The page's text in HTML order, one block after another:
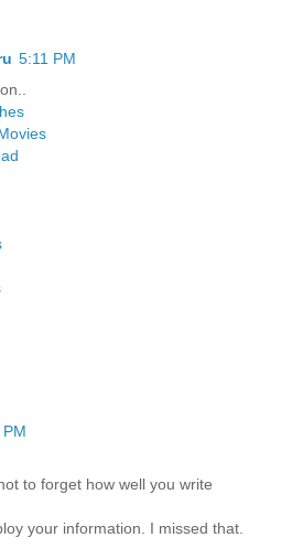
5:11 PM
to forget how well you write
your information. I missed that.